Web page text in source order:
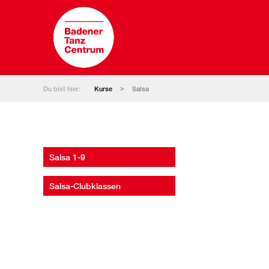
Du bist hier: Kurse Salsa
Salsa 1-9
Salsa-Clubklassen